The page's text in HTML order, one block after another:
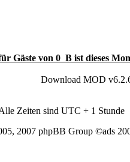
Gäste von 0 B ist dieses
Download MOD
Zeiten sind UTC + 1 Stunde
2007 phpBB Group ©ads